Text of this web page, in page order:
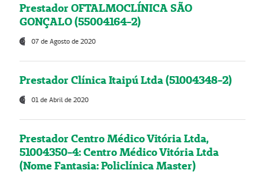
Prestador OFTALMOCLÍNICA SÃO
GONÇALO (55004164-2)
07 de Agosto de 2020
Prestador Clínica Itaipú Ltda (51004348-2)
01 de Abril de 2020
Prestador Centro Médico Vitória Ltda,
51004350-4: Centro Médico Vitória Ltda
(Nome Fantasia: Policlínica Master)